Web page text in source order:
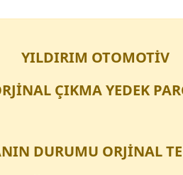
YILDIRIM OTOMOTİV
ÇIKMA YEDEK
DURUMU ORJİNAL